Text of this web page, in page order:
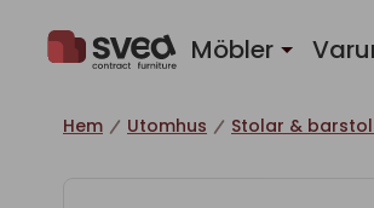
Möbler
Hem Utomhus Stolar &